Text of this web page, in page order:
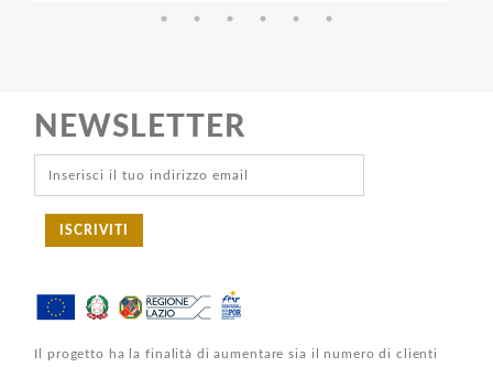
NEWSLETTER
ISCRIVITI
Il progetto ha la finalità di aumentare sia il numero di clienti